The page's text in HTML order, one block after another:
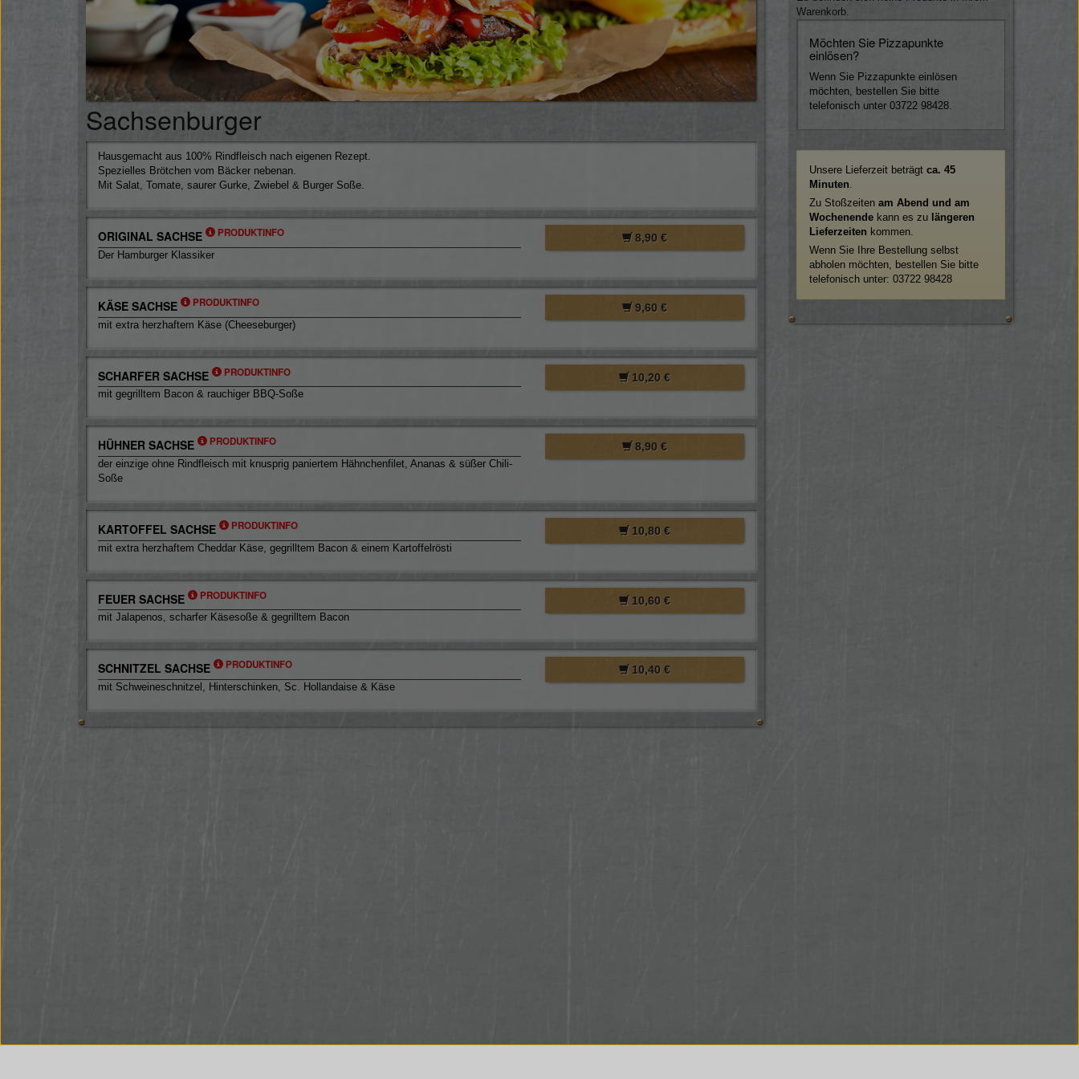
Sachsenburger
Hausgemacht aus 100% Rindfleisch nach eigenen Rezept.
Spezielles Brötchen vom Bäcker nebenan.
Mit Salat, Tomate, saurer Gurke, Zwiebel & Burger Soße.
ORIGINAL SACHSE PRODUKTINFO
Der Hamburger Klassiker
8,90 €
KÄSE SACHSE PRODUKTINFO
mit extra herzhaftem Käse (Cheeseburger)
9,60 €
SCHARFER SACHSE PRODUKTINFO
mit gegrilltem Bacon & rauchiger BBQ-Soße
10,20 €
HÜHNER SACHSE PRODUKTINFO
der einzige ohne Rindfleisch mit knusprig paniertem Hähnchenfilet, Ananas & süßer Chili-
Soße
8,90 €
KARTOFFEL SACHSE PRODUKTINFO
mit extra herzhaftem Cheddar Käse, gegrilltem Bacon & einem Kartoffelrösti
10,80 €
FEUER SACHSE PRODUKTINFO
mit Jalapenos, scharfer Käsesoße & gegrilltem Bacon
10,60 €
SCHNITZEL SACHSE PRODUKTINFO
mit Schweineschnitzel, Hinterschinken, Sc. Hollandaise & Käse
10,40 €
Warenkorb.
Möchten Sie Pizzapunkte
einlösen?
Wenn Sie Pizzapunkte einlösen
möchten, bestellen Sie bitte
telefonisch unter 03722 98428.
Unsere Lieferzeit beträgt ca. 45
Minuten.
Zu Stoßzeiten am Abend und am
Wochenende kann es zu längeren
Lieferzeiten kommen.
Wenn Sie Ihre Bestellung selbst
abholen möchten, bestellen Sie bitte
telefonisch unter: 03722 98428